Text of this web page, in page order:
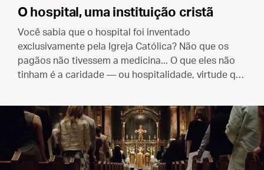
O hospital, uma instituição cristã
Você sabia que o hospital foi inventado
exclusivamente pela Igreja Católica? Não que os
pagãos não tivessem a medicina... O que eles não
tinham é a caridade — ou hospitalidade, virtude que